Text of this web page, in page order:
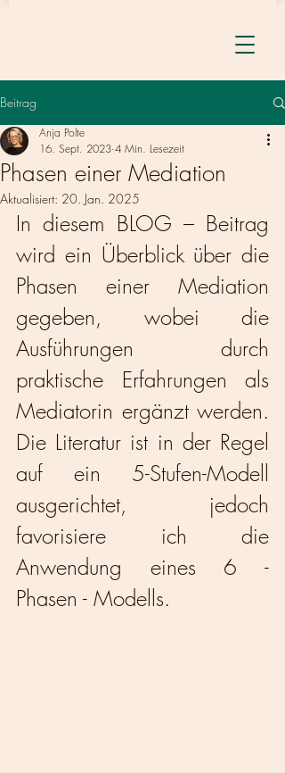
Beitrag
Phasen einer Mediation
Anja Polte
16. Sept. 2023 4 Min. Lesezeit
Aktualisiert: 20. Jan. 2025
In diesem BLOG – Beitrag
wird ein Überblick über die
Phasen einer Mediation
gegeben, wobei die
Ausführungen durch
praktische Erfahrungen als
Mediatorin ergänzt werden.
Die Literatur ist in der Regel
auf ein 5-Stufen-Modell
ausgerichtet, jedoch
favorisiere ich die
Anwendung eines 6 -
Phasen - Modells.